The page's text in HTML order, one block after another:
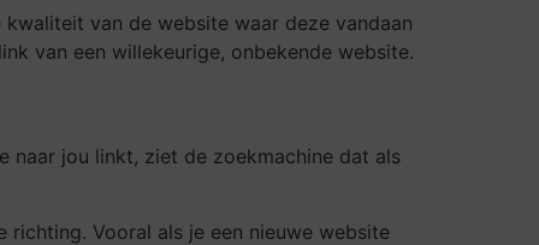
van de website waar deze vandaan
van een willekeurige, onbekende website.
naar jou linkt, ziet de zoekmachine dat als
Vooral als je een nieuwe website